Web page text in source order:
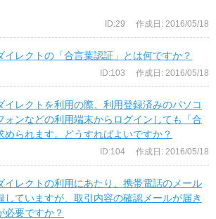
ID:29 作成日: 2016/05/18
イレクトの「合言葉認証」とは何ですか？
ID:103 作成日: 2016/05/18
イレクトを利用の際、利用登録済みのパソコ
ォンなどの利用端末からログインしても「合
められます。どうすればよいですか？
ID:104 作成日: 2016/05/18
イレクトの利用にあたり、携帯電話のメール
していますが、取引内容の確認メールが届き
必要ですか？